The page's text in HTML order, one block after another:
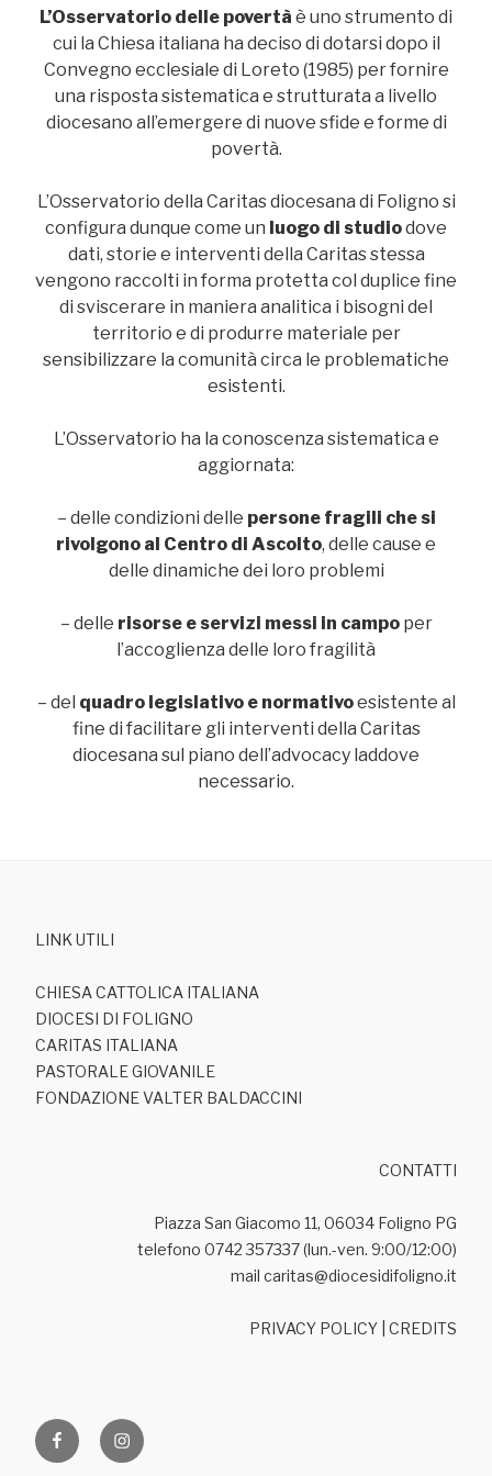
L’Osservatorio delle povertà è uno strumento di
cui la Chiesa italiana ha deciso di dotarsi dopo il
Convegno ecclesiale di Loreto (1985) per fornire
una risposta sistematica e strutturata a livello
diocesano all’emergere di nuove sfide e forme di
povertà.
L’Osservatorio della Caritas diocesana di Foligno si
configura dunque come un luogo di studiodove
dati, storie e interventi della Caritas stessa
vengono raccolti in forma protetta col duplice fine
di sviscerare in maniera analitica i bisogni del
territorio e di produrre materiale per
sensibilizzare la comunità circa le problematiche
esistenti.
L’Osservatorio ha la conoscenza sistematica e
aggiornata:
– delle condizioni delle persone fragili che si
rivolgono al Centro di Ascolto, delle cause e
delle dinamiche dei loro problemi
– delle risorse e servizi messi in campo per
l’accoglienza delle loro fragilità
– del quadro legislativo e normativoesistente al
fine di facilitare gli interventi della Caritas
diocesana sul piano dell’advocacy laddove
necessario.
LINK UTILI
CHIESA CATTOLICA ITALIANA
DIOCESI DI FOLIGNO
CARITAS ITALIANA
PASTORALE GIOVANILE
FONDAZIONE VALTER BALDACCINI
CONTATTI
Piazza San Giacomo 11, 06034 Foligno PG
telefono 0742 357337 (lun.-ven. 9:00/12:00)
mail caritas@diocesidifoligno.it
PRIVACY POLICY CREDITS
Facebook
Ig